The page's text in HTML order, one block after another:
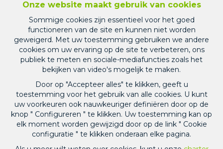
Onze website maakt gebruik van cookies
Sommige cookies zijn essentieel voor het goed
functioneren van de site en kunnen niet worden
geweigerd. Met uw toestemming gebruiken we andere
cookies om uw ervaring op de site te verbeteren, ons
publiek te meten en sociale-mediafuncties zoals het
bekijken van video's mogelijk te maken.
Door op "Accepteer alles" te klikken, geeft u
toestemming voor het gebruik van alle cookies. U kunt
uw voorkeuren ook nauwkeuriger definiëren door op de
knop " Configureren " te klikken. Uw toestemming kan op
elk moment worden gewijzigd door op de link " Cookie
configuratie " te klikken onderaan elke pagina.
Deontologische code
BA en borgstelling via NV AXA Belgium, Troonplein
1, 1000 Brussel (polisnr. 010.730.390.160) Dekking
geldt voor activiteiten die in België worden
uitgevoerd
Responsable en charge du RGPD et du respect de
la loi sur le blanchiment d’argent au sein de la srl
PICARD IMMO : Monsieur Jean-Christophe PICARD
Algemene gebruiksvoorwaarden van de website
Charter privéleven